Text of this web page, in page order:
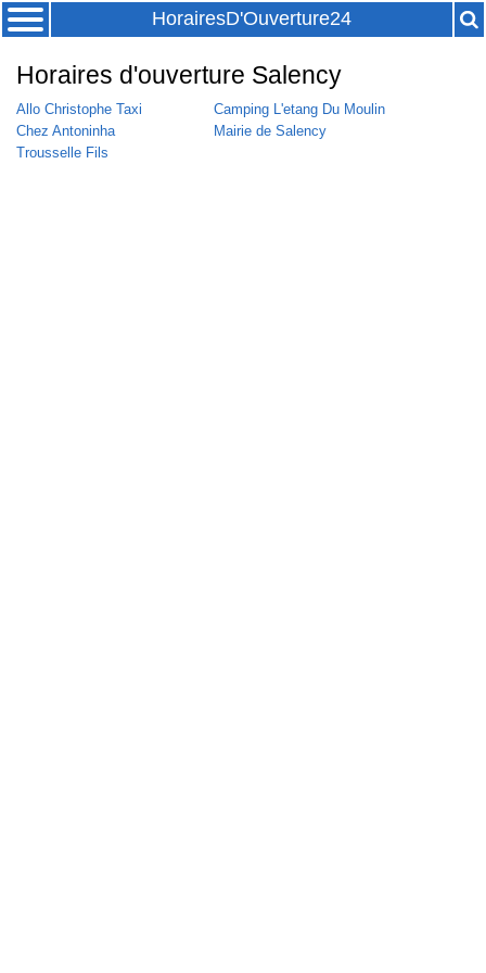
HorairesD'Ouverture24
Horaires d'ouverture Salency
Allo Christophe Taxi
Camping L'etang Du Moulin
Chez Antoninha
Mairie de Salency
Trousselle Fils